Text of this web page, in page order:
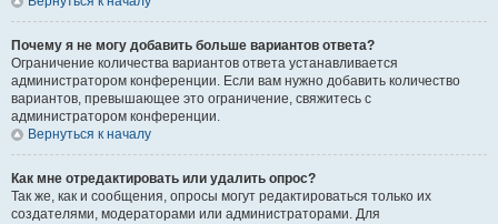
Почему я не могу добавить больше вариантов ответа?
Ограничение количества вариантов ответа устанавливается
администратором конференции. Если вам нужно добавить количество
вариантов, превышающее это ограничение, свяжитесь с
администратором конференции.
Вернуться к началу
Как мне отредактировать или удалить опрос?
Так же, как и сообщения, опросы могут редактироваться только их
создателями, модераторами или администраторами. Для